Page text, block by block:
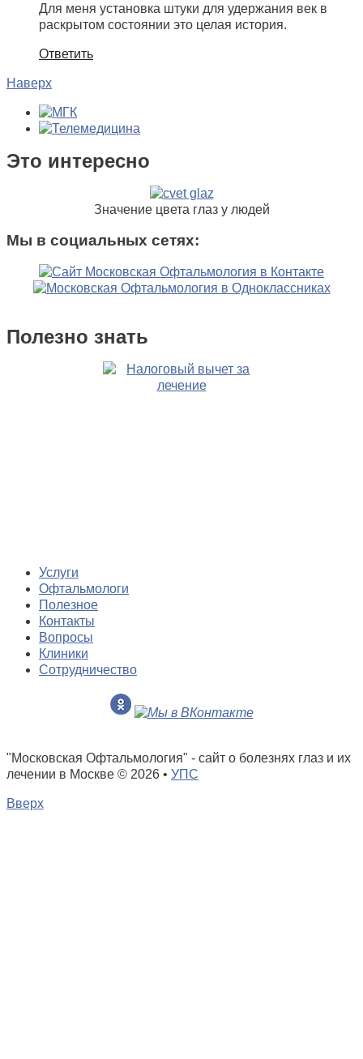
Для меня установка штуки для удержания век в
раскрытом состоянии это целая история.
Ответить
Наверх
Это интересно
Значение цвета глаз у людей
Мы в социальных сетях:
Полезно знать
Услуги
Офтальмологи
Полезное
Контакты
Вопросы
Клиники
Сотрудничество
"Московская Офтальмология" - сайт о болезнях глаз и их
лечении в Москве © 2026 • УПС
Вверх